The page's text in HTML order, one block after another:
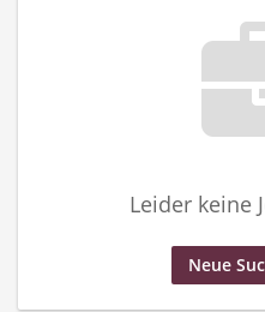
Leider keine
Neue